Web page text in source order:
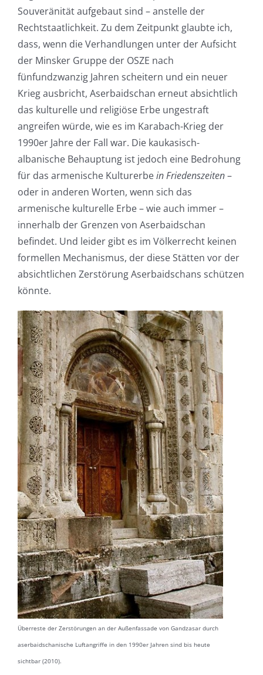
Souveränität aufgebaut sind – anstelle der
Rechtstaatlichkeit. Zu dem Zeitpunkt glaubte ich,
dass, wenn die Verhandlungen unter der Aufsicht
der Minsker Gruppe der OSZE nach
fünfundzwanzig Jahren scheitern und ein neuer
Krieg ausbricht, Aserbaidschan erneut absichtlich
das kulturelle und religiöse Erbe ungestraft
angreifen würde, wie es im Karabach-Krieg der
1990er Jahre der Fall war. Die kaukasisch-
albanische Behauptung ist jedoch eine Bedrohung
für das armenische Kulturerbein Friedenszeiten–
oder in anderen Worten, wenn sich das
armenische kulturelle Erbe – wie auch immer –
innerhalb der Grenzen von Aserbaidschan
befindet. Und leider gibt es im Völkerrecht keinen
formellen Mechanismus, der diese Stätten vor der
absichtlichen Zerstörung Aserbaidschans schützen
könnte.
Überreste der Zerstörungen an der Außenfassade von Gandzasar durch
aserbaidschanische Luftangriffe in den 1990er Jahren sind bis heute
sichtbar (2010).